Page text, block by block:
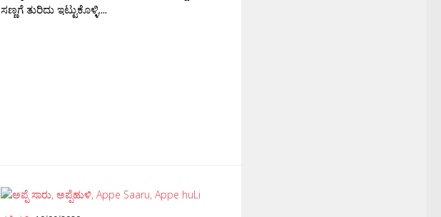
ಸಣ್ಣಗೆ ತುರಿದು ಇಟ್ಟುಕೊಳ್ಳಿ....